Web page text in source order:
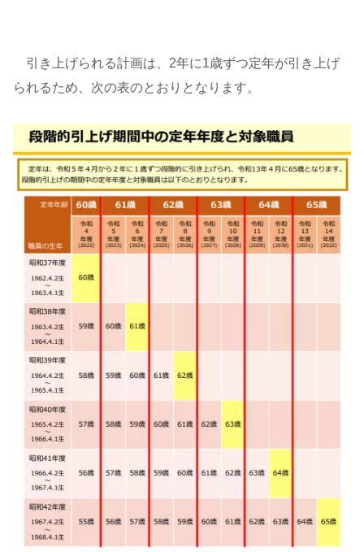
引き上げられる計画は、2年に1歳ずつ定年が引き上げ
られるため、次の表のとおりとなります。